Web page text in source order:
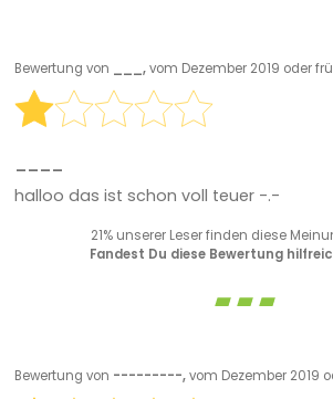
Bewertung von ___,vom Dezember 2019 oder
halloo das ist schon voll teuer -.-
21% unserer Leser finden diese
Fandest Du diese Bewertung
Bewertung von ---------,vom Dezember 2019